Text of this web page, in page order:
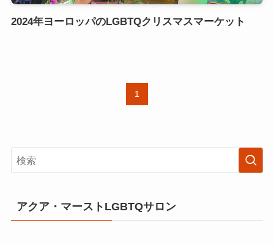
2024年ヨーロッパのLGBTQクリスマスマーケット
1
アクア・マーストLGBTQサロン